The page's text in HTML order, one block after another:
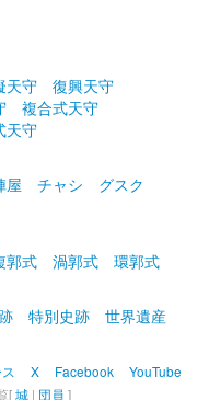
の姫路市のブ
三十周年記念 杉原紙版
の
販売された御城印。お
が「世界遺産」と変更さ
天守
復興天守
複合式天守
天守
屋 チャシ
グスク
郭式 渦郭式
環郭式
特別史跡 世界遺産
X Facebook
YouTube
[城 | 団員 ]